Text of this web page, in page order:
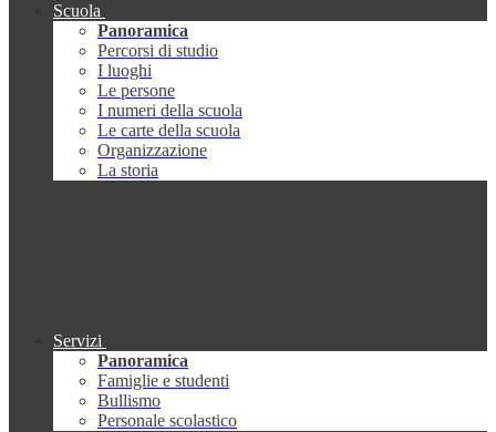
Scuola
Panoramica
Percorsi di studio
I luoghi
Le persone
I numeri della scuola
Le carte della scuola
Organizzazione
La storia
Servizi
Panoramica
Famiglie e studenti
Bullismo
Personale scolastico